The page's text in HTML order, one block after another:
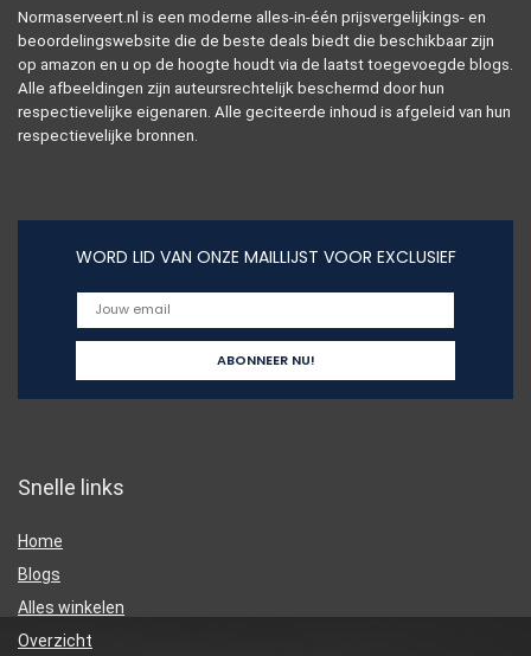
Normaserveert.nl is een moderne alles-in-één prijsvergelijkings- en
beoordelingswebsite die de beste deals biedt die beschikbaar zijn
op amazon en u op de hoogte houdt via de laatst toegevoegde blogs.
Alle afbeeldingen zijn auteursrechtelijk beschermd door hun
respectievelijke eigenaren. Alle geciteerde inhoud is afgeleid van hun
respectievelijke bronnen.
WORD LID VAN ONZE MAILLIJST VOOR EXCLUSIEF
Snelle links
Home
Blogs
Alles winkelen
Overzicht